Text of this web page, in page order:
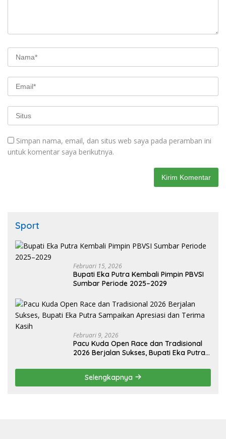
Simpan nama, email, dan situs web saya pada peramban ini
untuk komentar saya berikutnya.
Sport
Februari 15, 2026
Bupati Eka Putra Kembali Pimpin PBVSI
Sumbar Periode 2025–2029
Februari 9, 2026
Pacu Kuda Open Race dan Tradisional
2026 Berjalan Sukses, Bupati Eka Putra
Selengkapnya